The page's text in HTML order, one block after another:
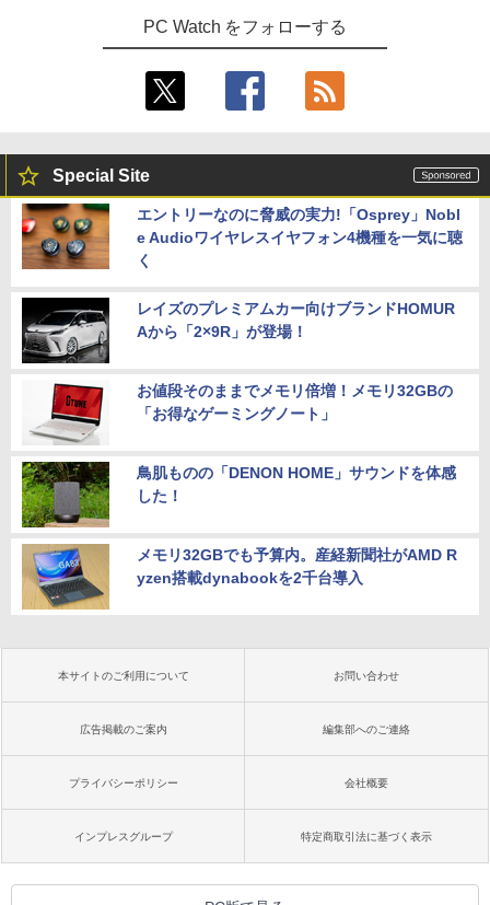
PC Watch をフォローする
Special Site
エントリーなのに脅威の実力!「Osprey」Nobl
e Audioワイヤレスイヤフォン4機種を一気に聴
く
レイズのプレミアムカー向けブランドHOMUR
Aから「2×9R」が登場！
お値段そのままでメモリ倍増！メモリ32GBの
「お得なゲーミングノート」
鳥肌ものの「DENON HOME」サウンドを体感
した！
メモリ32GBでも予算内。産経新聞社がAMD R
yzen搭載dynabookを2千台導入
本サイトのご利用について お問い合わせ
広告掲載のご案内 編集部へのご連絡
プライバシーポリシー 会社概要
インプレスグループ 特定商取引法に基づく表示